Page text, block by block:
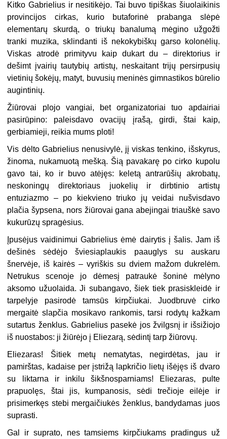
Kitko Gabrielius ir nesitikėjo. Tai buvo tipiškas šiuolaikinis
provincijos cirkas, kurio butaforinė prabanga slėpė
elementarų skurdą, o triukų banalumą mėgino užgožti
tranki muzika, sklindanti iš nekokybiškų garso kolonėlių.
Viskas atrodė primityvu kaip dukart du – direktorius ir
dešimt įvairių tautybių artistų, neskaitant trijų persirpusių
vietinių šokėjų, matyt, buvusių meninės gimnastikos būrelio
augintinių.
Žiūrovai plojo vangiai, bet organizatoriai tuo apdairiai
pasirūpino: paleisdavo ovacijų įrašą, girdi, štai kaip,
gerbiamieji, reikia mums ploti!
Vis dėlto Gabrielius nenusivylė, jį viskas tenkino, išskyrus,
žinoma, nukamuotą mešką. Šią pavakarę po cirko kupolu
gavo tai, ko ir buvo atėjęs: keletą antrarūšių akrobatų,
neskoningų direktoriaus juokelių ir dirbtinio artistų
entuziazmo – po kiekvieno triuko jų veidai nušvisdavo
plačia šypsena, nors žiūrovai gana abejingai triauškė savo
kukurūzų spragėsius.
Įpusėjus vaidinimui Gabrielius ėmė dairytis į šalis. Jam iš
dešinės sėdėjo šviesiaplaukis paauglys su auskaru
šnervėje, iš kairės – vyriškis su dviem mažom dukrelėm.
Netrukus scenoje jo dėmesį patraukė šoninė mėlyno
aksomo užuolaida. Ji subangavo, šiek tiek prasiskleidė ir
tarpelyje pasirodė tamsūs kirpčiukai. Juodbruvė cirko
mergaitė slapčia mosikavo rankomis, tarsi rodytų kažkam
sutartus ženklus. Gabrielius pasekė jos žvilgsnį ir išsižiojo
iš nuostabos: ji žiūrėjo į Eliezarą, sėdintį tarp žiūrovų.
Eliezaras! Šitiek metų nematytas, negirdėtas, jau ir
pamirštas, kadaise per įstrižą lapkričio lietų išėjęs iš dvaro
su liktarna ir inkilu šikšnosparniams! Eliezaras, pulte
prapuolęs, štai jis, kumpanosis, sėdi trečioje eilėje ir
prisimerkęs stebi mergaičiukės ženklus, bandydamas juos
suprasti.
Gal ir suprato, nes tamsiems kirpčiukams pradingus už